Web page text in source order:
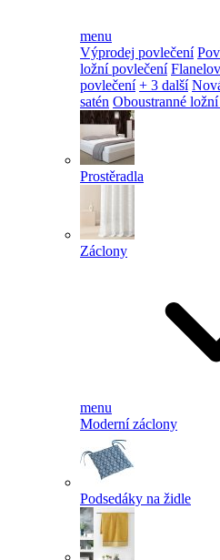
menu
Výprodej povlečení
ložní povlečení
povlečení + 3 další
satén Oboustranné
Prostěradla
Záclony
menu
Moderní záclony
Podsedáky na židle